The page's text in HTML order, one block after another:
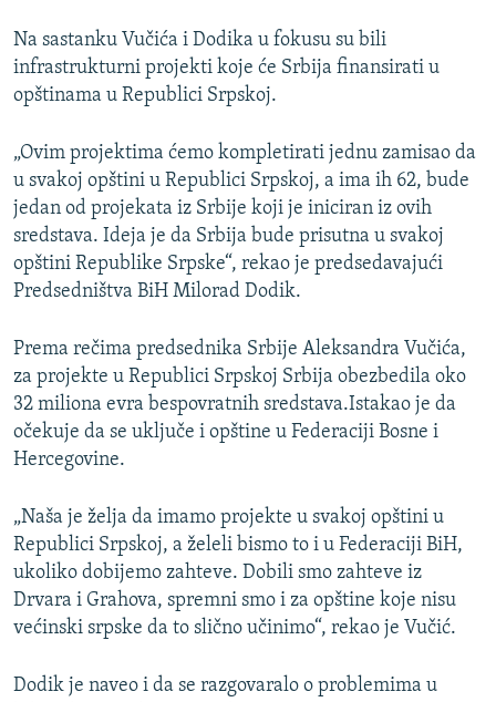
SVE KARTE DEJTONA
NASTANAK I RASPAD JUGOSLAVIJE
Na sastanku Vučića i Dodika u fokusu su bili
infrastrukturni projekti koje će Srbija finansirati u
opštinama u Republici Srpskoj.
„Ovim projektima ćemo kompletirati jednu zamisao da
u svakoj opštini u Republici Srpskoj, a ima ih 62, bude
jedan od projekata iz Srbije koji je iniciran iz ovih
sredstava. Ideja je da Srbija bude prisutna u svakoj
opštini Republike Srpske“, rekao je predsedavajući
Predsedništva BiH Milorad Dodik.
Prema rečima predsednika Srbije Aleksandra Vučića,
za projekte u Republici Srpskoj Srbija obezbedila oko
32 miliona evra bespovratnih sredstava.Istakao je da
očekuje da se uključe i opštine u Federaciji Bosne i
Hercegovine.
„Naša je želja da imamo projekte u svakoj opštini u
Republici Srpskoj, a želeli bismo to i u Federaciji BiH,
ukoliko dobijemo zahteve. Dobili smo zahteve iz
Drvara i Grahova, spremni smo i za opštine koje nisu
većinski srpske da to slično učinimo“, rekao je Vučić.
Dodik je naveo i da se razgovaralo o problemima u